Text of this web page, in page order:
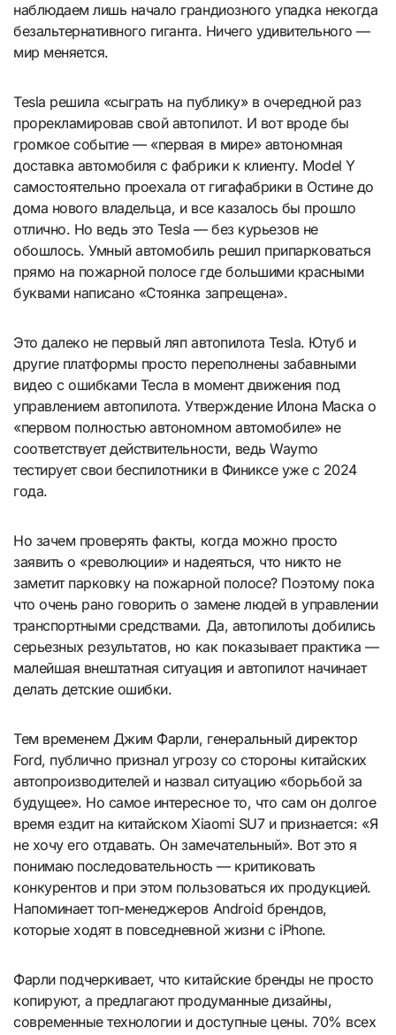
наблюдаем лишь начало грандиозного упадка некогда
безальтернативного гиганта. Ничего удивительного —
мир меняется.
Tesla решила «сыграть на публику» в очередной раз
прорекламировав свой автопилот. И вот вроде бы
громкое событие — «первая в мире» автономная
доставка автомобиля с фабрики к клиенту. Model Y
самостоятельно проехала от гигафабрики в Остине до
дома нового владельца, и все казалось бы прошло
отлично. Но ведь это Tesla — без курьезов не
обошлось. Умный автомобиль решил припарковаться
прямо на пожарной полосе где большими красными
буквами написано «Стоянка запрещена».
Это далеко не первый ляп автопилота Tesla. Ютуб и
другие платформы просто переполнены забавными
видео с ошибками Тесла в момент движения под
управлением автопилота. Утверждение Илона Маска о
«первом полностью автономном автомобиле» не
соответствует действительности, ведь Waymo
тестирует свои беспилотники в Финиксе уже с 2024
года.
Но зачем проверять факты, когда можно просто
заявить о «революции» и надеяться, что никто не
заметит парковку на пожарной полосе? Поэтому пока
что очень рано говорить о замене людей в управлении
транспортными средствами. Да, автопилоты добились
серьезных результатов, но как показывает практика —
малейшая внештатная ситуация и автопилот начинает
делать детские ошибки.
Тем временем Джим Фарли, генеральный директор
Ford, публично признал угрозу со стороны китайских
автопроизводителей и назвал ситуацию «борьбой за
будущее». Но самое интересное то, что сам он долгое
время ездит на китайском Xiaomi SU7 и признается: «Я
не хочу его отдавать. Он замечательный». Вот это я
понимаю последовательность — критиковать
конкурентов и при этом пользоваться их продукцией.
Напоминает топ-менеджеров Android брендов,
которые ходят в повседневной жизни с iPhone.
Фарли подчеркивает, что китайские бренды не просто
копируют, а предлагают продуманные дизайны,
современные технологии и доступные цены. 70% всех